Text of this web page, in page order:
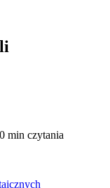
min czytania